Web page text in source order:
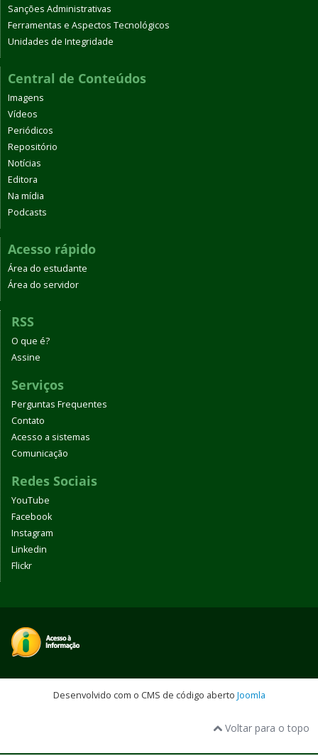
Sanções Administrativas
Ferramentas e Aspectos Tecnológicos
Unidades de Integridade
Central de Conteúdos
Imagens
Vídeos
Periódicos
Repositório
Notícias
Editora
Na mídia
Podcasts
Acesso rápido
Área do estudante
Área do servidor
RSS
O que é?
Assine
Serviços
Perguntas Frequentes
Contato
Acesso a sistemas
Comunicação
Redes Sociais
YouTube
Facebook
Instagram
Linkedin
Flickr
Desenvolvido com o CMS de código aberto Joomla
Voltar para o topo